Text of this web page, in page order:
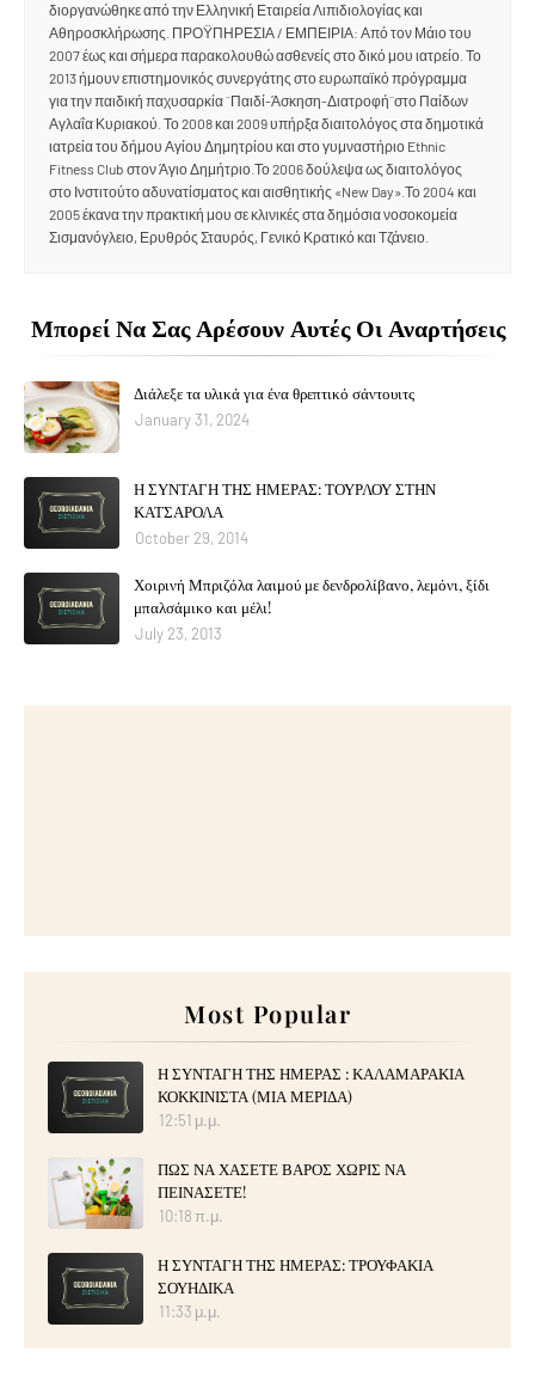
διοργανώθηκε από την Ελληνική Εταιρεία Λιπιδιολογίας και
Αθηροσκλήρωσης. ΠΡΟΫΠΗΡΕΣΙΑ / ΕΜΠΕΙΡΙΑ: Από τον Μάιο του
2007 έως και σήμερα παρακολουθώ ασθενείς στο δικό μου ιατρείο. Το
2013 ήμουν επιστημονικός συνεργάτης στο ευρωπαϊκό πρόγραμμα
για την παιδική παχυσαρκία ¨Παιδί-Άσκηση-Διατροφή¨στο Παίδων
Αγλαΐα Κυριακού. Το 2008 και 2009 υπήρξα διαιτολόγος στα δημοτικά
ιατρεία του δήμου Αγίου Δημητρίου και στο γυμναστήριο Ethnic
Fitness Club στον Άγιο Δημήτριο.Το 2006 δούλεψα ως διαιτολόγος
στο Ινστιτούτο αδυνατίσματος και αισθητικής «New Day».Το 2004 και
2005 έκανα την πρακτική μου σε κλινικές στα δημόσια νοσοκομεία
Σισμανόγλειο, Ερυθρός Σταυρός, Γενικό Κρατικό και Τζάνειο.
Μπορεί Να Σας Αρέσουν Αυτές Οι Αναρτήσεις
Διάλεξε τα υλικά για ένα θρεπτικό σάντουιτς
January 31, 2024
Η ΣΥΝΤΑΓΗ ΤΗΣ ΗΜΕΡΑΣ: ΤΟΥΡΛΟΥ ΣΤΗΝ
ΚΑΤΣΑΡΟΛΑ
October 29, 2014
Χοιρινή Μπριζόλα λαιμού με δενδρολίβανο, λεμόνι, ξίδι
μπαλσάμικο και μέλι!
July 23, 2013
Most Popular
Η ΣΥΝΤΑΓΗ ΤΗΣ ΗΜΕΡΑΣ : ΚΑΛΑΜΑΡΑΚΙΑ
ΚΟΚΚΙΝΙΣΤΑ (ΜΙΑ ΜΕΡΙΔΑ)
12:51 μ.μ.
ΠΩΣ ΝΑ ΧΑΣΕΤΕ ΒΑΡΟΣ ΧΩΡΙΣ ΝΑ
ΠΕΙΝΑΣΕΤΕ!
10:18 π.μ.
Η ΣΥΝΤΑΓΗ ΤΗΣ ΗΜΕΡΑΣ: ΤΡΟΥΦΑΚΙΑ
ΣΟΥΗΔΙΚΑ
11:33 μ.μ.